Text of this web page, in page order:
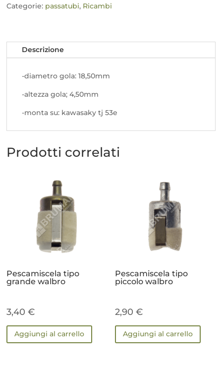
Categorie: passatubi, Ricambi
Descrizione
-diametro gola: 18,50mm
-altezza gola; 4,50mm
-monta su: kawasaky tj 53e
Prodotti correlati
Pescamiscela tipo
grande walbro
3,40€
Aggiungi al carrello
Pescamiscela tipo
piccolo walbro
2,90€
Aggiungi al carrello